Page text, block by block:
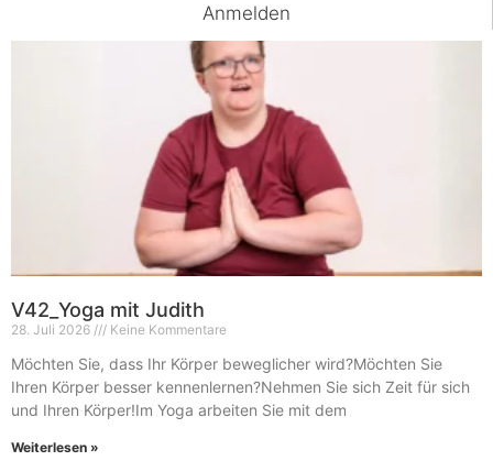
Anmelden
V42_Yoga mit Judith
28. Juli 2026 Keine Kommentare
Möchten Sie, dass Ihr Körper beweglicher wird?Möchten Sie
Ihren Körper besser kennenlernen?Nehmen Sie sich Zeit für sich
und Ihren Körper!Im Yoga arbeiten Sie mit dem
Weiterlesen »